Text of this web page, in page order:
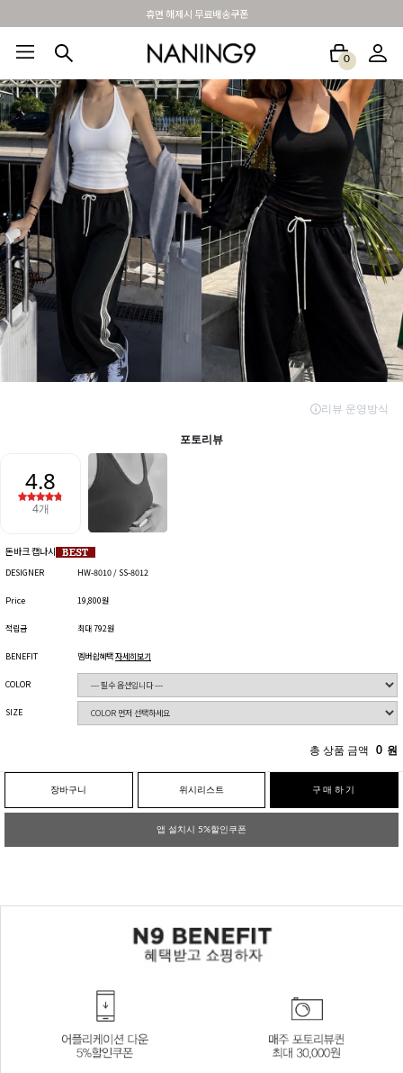
BEST 포토리뷰 - 매주 2명추첨 3만원쿠폰
0
BEST100🤍 NEW5% 베스트재진행 썸머여행룩 아울렛 하객&모임룩
돈바크 캡나시
DESIGNER HW-8010 / SS-8012
Price 19,800원
적립금 최대 792원
BENEFIT 멤버쉽혜택자세히보기
COLOR
SIZE
총 상품 금액 0 원
장바구니 위시리스트 구매하기
앱 설치시 5%할인쿠폰